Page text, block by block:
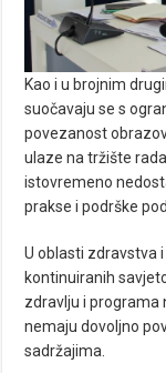
Kao i u brojnim
suočavaju se s
povezanost
ulaze na tržište
istovremeno
prakse i podrške
U oblasti zdravstva
kontinuiranih
zdravlju i programa
nemaju dovoljno
sadržajima.